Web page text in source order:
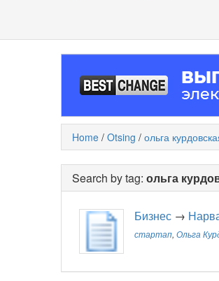
Home / Otsing / ольга
Search by tag: ольга
Бизнес →
стартап, Ольга